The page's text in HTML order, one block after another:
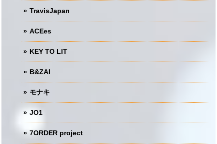
TravisJapan
ACEes
KEY TO LIT
B&ZAI
モナキ
JO1
7ORDER project